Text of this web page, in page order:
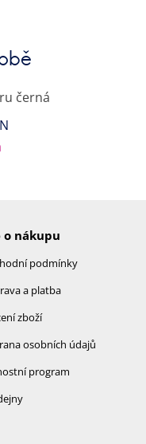
o nákupu
podmínky
a platba
zboží
osobních údajů
program